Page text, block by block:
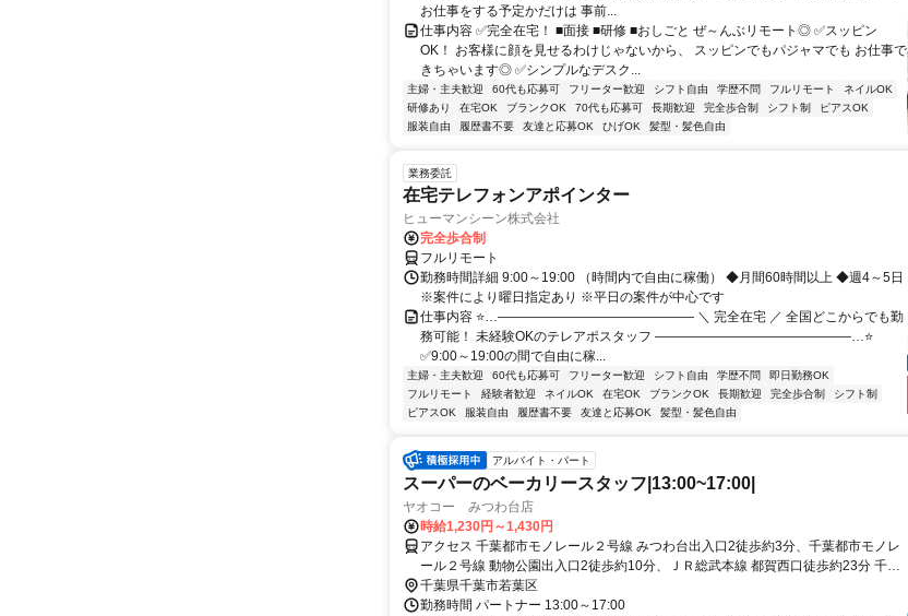
お仕事をする予定かだけは 事前...
仕事内容 ✅完全在宅！ ■面接 ■研修 ■おしごと ぜ～んぶリモート◎ ✅スッピン
OK！ お客様に顔を見せるわけじゃないから、 スッピンでもパジャマでも お仕事で
きちゃいます◎ ✅シンプルなデスク...
主婦・主夫歓迎 60代も応募可 フリーター歓迎 シフト自由 学歴不問 フルリモート
ネイルOK
研修あり
在宅OK ブランクOK 70代も応募可 長期歓迎 完全歩合制 シフト制
ピアスOK
服装自由
履歴書不要 友達と応募OK ひげOK 髪型・髪色自由
業務委託
在宅テレフォンアポインター
ヒューマンシーン株式会社
完全歩合制
フルリモート
勤務時間詳細 9:00～19:00 （時間内で自由に稼働） ◆月間60時間以上 ◆週4～5日
※案件により曜日指定あり ※平日の案件が中心です
仕事内容 ⭐…――――――――――――――― ＼ 完全在宅 ／ 全国どこからでも勤
務可能！ 未経験OKのテレアポスタッフ ―――――――――――――――…⭐
✅9:00～19:00の間で自由に稼...
主婦・主夫歓迎 60代も応募可 フリーター歓迎 シフト自由 学歴不問
即日勤務OK
フルリモート
経験者歓迎 ネイルOK 在宅OK ブランクOK 長期歓迎 完全歩合制
シフト制
ピアスOK
服装自由 履歴書不要 友達と応募OK 髪型・髪色自由
アルバイト・パート
スーパーのベーカリースタッフ|13:00~17:00|
ヤオコー みつわ台店
時給1,230円～1,430円
アクセス 千葉都市モノレール２号線 みつわ台出入口2徒歩約3分、千葉都市モノレ
ール２号線 動物公園出入口2徒歩約10分、ＪＲ総武本線 都賀西口徒歩約23分 千葉
都市モノレール『みつわ台駅』下車100m 車通勤 OK バイク通勤 OK 自転車通勤
OK
千葉県千葉市若葉区
勤務時間 パートナー 13:00～17:00